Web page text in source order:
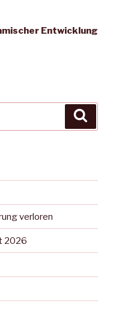
Entwicklung
verloren
2026